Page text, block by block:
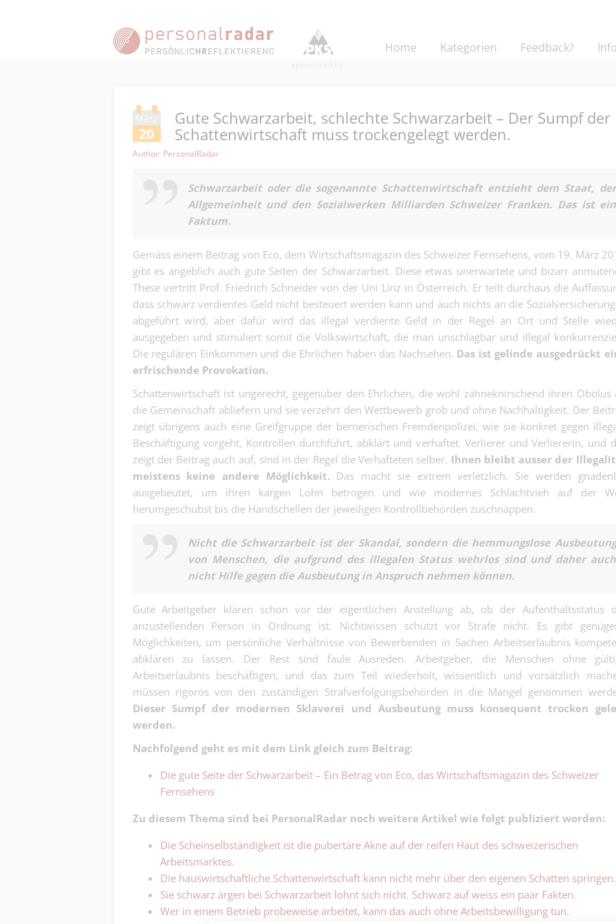
Home Kategorien Feedback? Info
März
20
Gute Schwarzarbeit, schlechte Schwarzarbeit – Der Sumpf der
Schattenwirtschaft muss trockengelegt werden.
Author: PersonalRadar
Schwarzarbeit oder die sogenannte Schattenwirtschaft entzieht dem Staat, der
Allgemeinheit und den Sozialwerken Milliarden Schweizer Franken. Das ist ein
Faktum.
Gemäss einem Beitrag von Eco, dem Wirtschaftsmagazin des Schweizer Fernsehens, vom 19. März
gibt es angeblich auch gute Seiten der Schwarzarbeit. Diese etwas unerwartete und bizarr
These vertritt Prof. Friedrich Schneider von der Uni Linz in Österreich. Er teilt durchaus die
dass schwarz verdientes Geld nicht besteuert werden kann und auch nichts an die
abgeführt wird, aber dafür wird das illegal verdiente Geld in der Regel an Ort und Stelle
ausgegeben und stimuliert somit die Volkswirtschaft, die man unschlagbar und illegal
Die regulären Einkommen und die Ehrlichen haben das Nachsehen. Das ist gelinde ausgedrückt
erfrischende Provokation.
Schattenwirtschaft ist ungerecht, gegenüber den Ehrlichen, die wohl zähneknirschend ihren Obolus
die Gemeinschaft abliefern und sie verzehrt den Wettbewerb grob und ohne Nachhaltigkeit. Der
zeigt übrigens auch eine Greifgruppe der bernerischen Fremdenpolizei, wie sie konkret gegen
Beschäftigung vorgeht, Kontrollen durchführt, abklärt und verhaftet. Verlierer und Verliererin, und
zeigt der Beitrag auch auf, sind in der Regel die Verhafteten selber. Ihnen bleibt ausser der
meistens keine andere Möglichkeit. Das macht sie extrem verletzlich. Sie werden
ausgebeutet, um ihren kargen Lohn betrogen und wie modernes Schlachtvieh auf der
herumgeschubst bis die Handschellen der jeweiligen Kontrollbehörden zuschnappen.
Nicht die Schwarzarbeit ist der Skandal, sondern die hemmungslose Ausbeutung
von Menschen, die aufgrund des illegalen Status wehrlos sind und daher auch
nicht Hilfe gegen die Ausbeutung in Anspruch nehmen können.
Gute Arbeitgeber klären schon vor der eigentlichen Anstellung ab, ob der Aufenthaltsstatus
anzustellenden Person in Ordnung ist. Nichtwissen schützt vor Strafe nicht. Es gibt
Möglichkeiten, um persönliche Verhältnisse von Bewerbenden in Sachen Arbeitserlaubnis
abklären zu lassen. Der Rest sind faule Ausreden. Arbeitgeber, die Menschen ohne
Arbeitserlaubnis beschäftigen, und das zum Teil wiederholt, wissentlich und vorsätzlich
müssen rigoros von den zuständigen Strafverfolgungsbehörden in die Mangel genommen
Dieser Sumpf der modernen Sklaverei und Ausbeutung muss konsequent trocken
werden.
Nachfolgend geht es mit dem Link gleich zum Beitrag:
Die gute Seite der Schwarzarbeit – Ein Betrag von Eco, das Wirtschaftsmagazin des Schweizer
Fernsehens
Zu diesem Thema sind bei PersonalRadar noch weitere Artikel wie folgt publiziert worden:
Die Scheinselbständigkeit ist die pubertäre Akne auf der reifen Haut des schweizerischen
Arbeitsmarktes.
Die hauswirtschaftliche Schattenwirtschaft kann nicht mehr über den eigenen Schatten springen.
Sie schwarz ärgen bei Schwarzarbeit lohnt sich nicht. Schwarz auf weiss ein paar Fakten.
Wer in einem Betrieb probeweise arbeitet, kann das auch ohne Arbeitsbewilligung tun.
100 %) -
Andere | Basel
Quereinstieg in
(Region Basel).
dipl.
oder dipl.
Nicht
Finanz | Basel
Treuhand 50 -
Fokus
Finanz | Basel
Flachdächer -
das Projekt
raus….
Kaufmännisch |
Maler EFZ
100% (m/w/d) -
Masse. Mit dir
erst zur
(m,w,d) für
baust, die
Elektro- und
Basel
Belagseinbau
(m/w/d) –
Blut, Zukunft
Financial Controller
Sprachen
D/F muttersprachlich,